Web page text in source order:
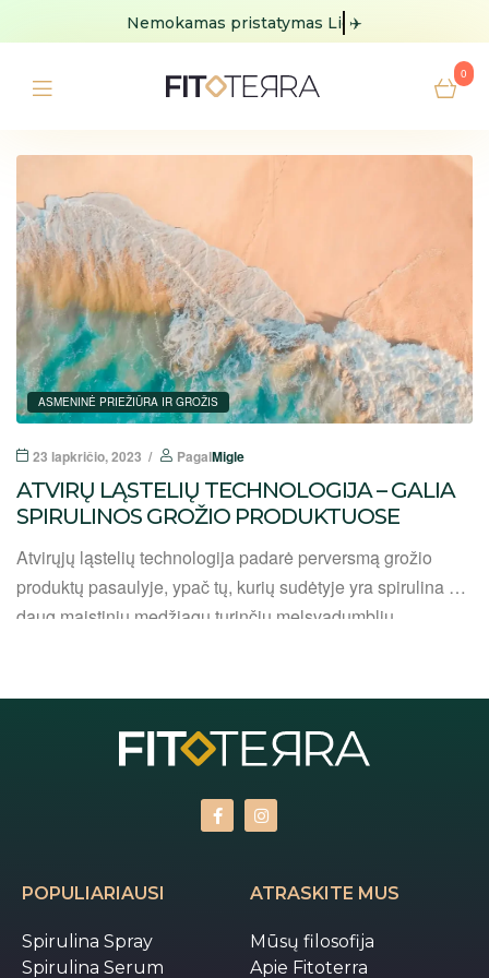
Nemokamas pristatymas Lietuvoje
✈️
0
ASMENINĖ PRIEŽIŪRA IR GROŽIS
23 lapkričio, 2023 PagalMigle
ATVIRŲ LĄSTELIŲ TECHNOLOGIJA – GALIA
SPIRULINOS GROŽIO PRODUKTUOSE
Atvirųjų ląstelių technologija padarė perversmą grožio
produktų pasaulyje, ypač tų, kurių sudėtyje yra spirulina –
daug maistinių medžiagų turinčių melsvadumblių.
ingredientas. Atvirų ląstelių technologijos taikymas
spirulinai padidina jos veiksmingumą, todėl ji tampa labiau
biologiškai prieinama ir absorbuojama, todėl odai suteikia
POPULIARIAUSI
Spirulina Spray
Spirulina Serum
ATRASKITE MUS
Mūsų filosofija
Apie Fitoterra